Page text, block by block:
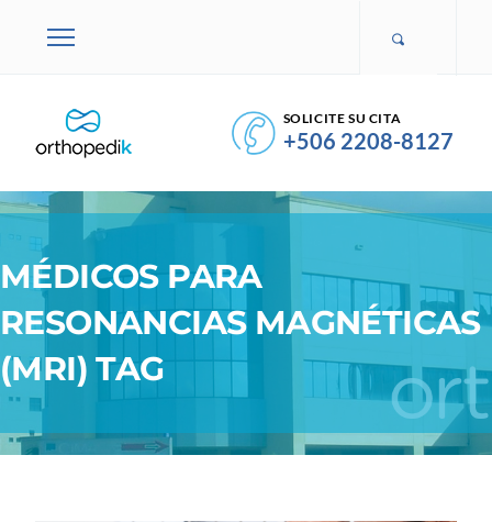
SOLICITE SU CITA
+506 2208-8127
MÉDICOS PARA
RESONANCIAS MAGNÉTICAS
(MRI) TAG